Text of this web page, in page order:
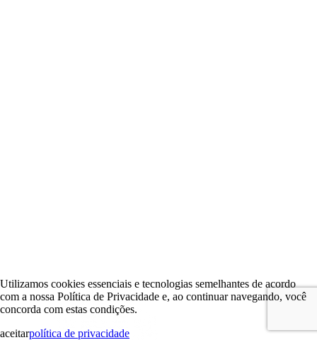
Utilizamos cookies essenciais e tecnologias semelhantes de acordo
com a nossa Política de Privacidade e, ao continuar navegando, você
concorda com estas condições.
aceitarpolítica de privacidade